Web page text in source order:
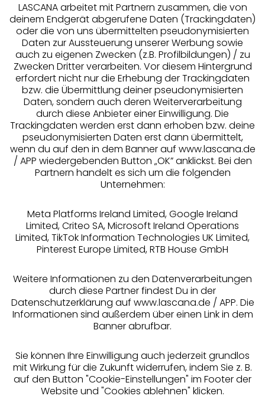
Services
Beratung
Über uns
Rechtliches
Alle Preise inkl. MwSt., zzgl.
Versandkosten
LASCANA arbeitet mit Partnern zusammen, die von
deinem Endgerät abgerufene Daten (Trackingdaten)
oder die von uns übermittelten pseudonymisierten
Daten zur Aussteuerung unserer Werbung sowie
auch zu eigenen Zwecken (z.B. Profilbildungen) / zu
Zwecken Dritter verarbeiten. Vor diesem Hintergrund
erfordert nicht nur die Erhebung der Trackingdaten
bzw. die Übermittlung deiner pseudonymisierten
Daten, sondern auch deren Weiterverarbeitung
durch diese Anbieter einer Einwilligung. Die
Trackingdaten werden erst dann erhoben bzw. deine
pseudonymisierten Daten erst dann übermittelt,
wenn du auf den in dem Banner auf www.lascana.de
/ APP wiedergebenden Button „OK” anklickst. Bei den
Partnern handelt es sich um die folgenden
Unternehmen:
Meta Platforms Ireland Limited, Google Ireland
Limited, Criteo SA, Microsoft Ireland Operations
Limited, TikTok Information Technologies UK Limited,
Pinterest Europe Limited, RTB House GmbH
Weitere Informationen zu den Datenverarbeitungen
durch diese Partner findest Du in der
Datenschutzerklärung auf www.lascana.de / APP. Die
Informationen sind außerdem über einen Link in dem
Banner abrufbar.
Sie können Ihre Einwilligung auch jederzeit grundlos
mit Wirkung für die Zukunft widerrufen, indem Sie z. B.
auf den Button "Cookie-Einstellungen" im Footer der
Website und "Cookies ablehnen" klicken.